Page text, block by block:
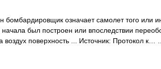
означает самолет того или
начала был построен или впоследствии
воздух поверхность ... Источник: Протокол